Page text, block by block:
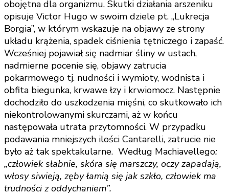
obojętna dla organizmu. Skutki działania arszeniku
opisuje Victor Hugo w swoim dziele pt. „Lukrecja
Borgia”, w którym wskazuje na objawy ze strony
układu krążenia, spadek ciśnienia tętniczego i zapaść.
Wcześniej pojawiał się nadmiar śliny w ustach,
nadmierne pocenie się, objawy zatrucia
pokarmowego tj. nudności i wymioty, wodnista i
obfita biegunka, krwawe łzy i krwiomocz. Następnie
dochodziło do uszkodzenia mięśni, co skutkowało ich
niekontrolowanymi skurczami, aż w końcu
następowała utrata przytomności. W przypadku
podawania mniejszych ilości Cantarelli, zatrucie nie
było aż tak spektakularne. Według Machiavellego:
„człowiek słabnie, skóra się marszczy, oczy zapadają,
włosy siwieją, zęby łamią się jak szkło, człowiek ma
trudności z oddychaniem”.